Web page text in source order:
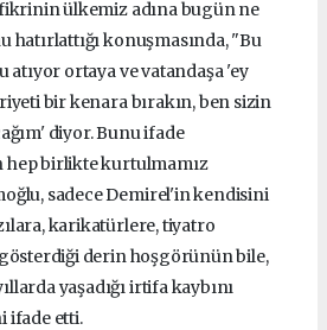
ülkemiz adına bugün ne
hatırlattığı konuşmasında, "Bu
ortaya ve vatandaşa 'ey
bir kenara bırakın, ben sizin
diyor. Bunu ifade
hep birlikte kurtulmamız
sadece Demirel'in kendisini
karikatürlere, tiyatro
derin hoşgörünün bile,
yaşadığı irtifa kaybını
ifade etti.